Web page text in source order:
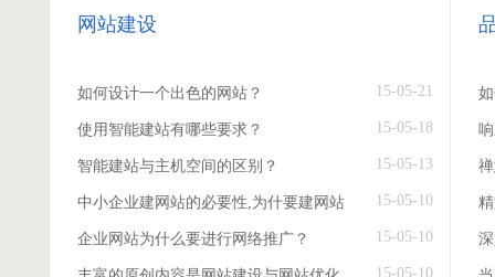
网站建设
如何设计一个出色的网站？ 15-05-21
使用智能建站有哪些要求？ 15-05-18
智能建站与主机空间的区别？ 15-05-13
中小企业建网站的必要性,为什要建网站 15-05-10
企业网站为什么要进行网络推广？ 15-05-10
15-05-10